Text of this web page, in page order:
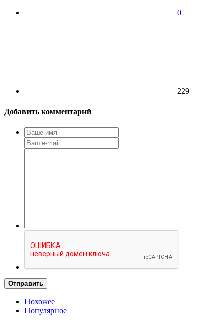
0
229
Добавить комментарий
Отправить
Похожее
Популярное